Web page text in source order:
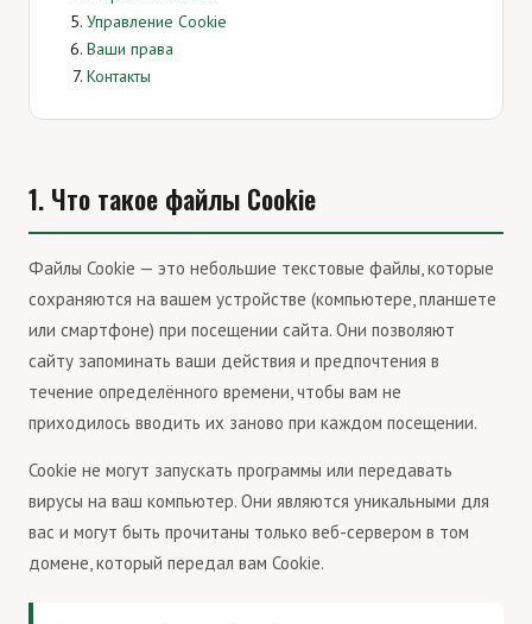
Управление Cookie
Ваши права
Контакты
1. Что такое файлы Cookie
Файлы Cookie — это небольшие текстовые файлы, которые
сохраняются на вашем устройстве (компьютере, планшете
или смартфоне) при посещении сайта. Они позволяют
сайту запоминать ваши действия и предпочтения в
течение определённого времени, чтобы вам не
приходилось вводить их заново при каждом посещении.
Cookie не могут запускать программы или передавать
вирусы на ваш компьютер. Они являются уникальными для
вас и могут быть прочитаны только веб-сервером в том
домене, который передал вам Cookie.